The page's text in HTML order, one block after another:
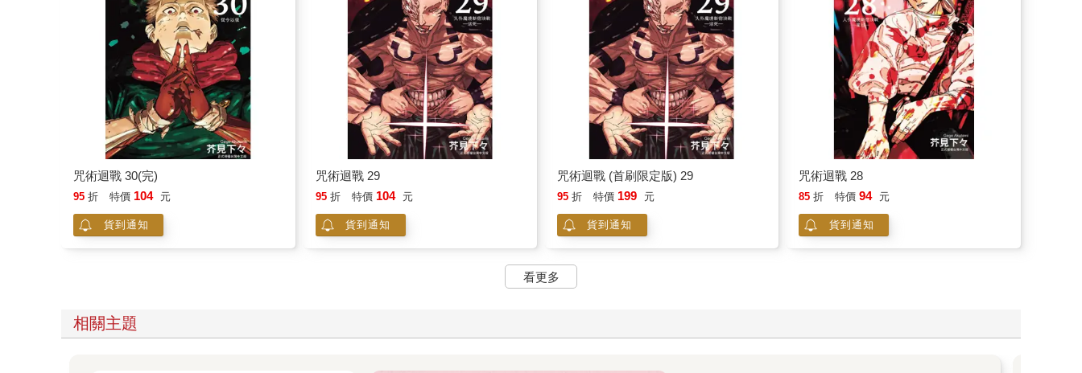
咒術迴戰 30(完)
95 折 特價 104 元
貨到通知
咒術迴戰 29
95 折 特價 104 元
貨到通知
咒術迴戰 (首刷限定版) 29
95 折 特價 199 元
貨到通知
咒術迴戰 28
85 折 特價 94 元
貨到通知
看更多
相關主題